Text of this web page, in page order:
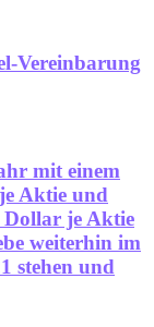
Vereinbarung
mit einem
Aktie und
Dollar je Aktie
weiterhin im
stehen und